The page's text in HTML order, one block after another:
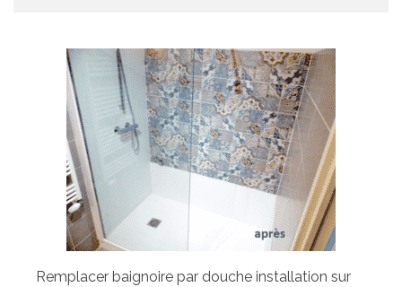
Remplacer baignoire par douche installation sur